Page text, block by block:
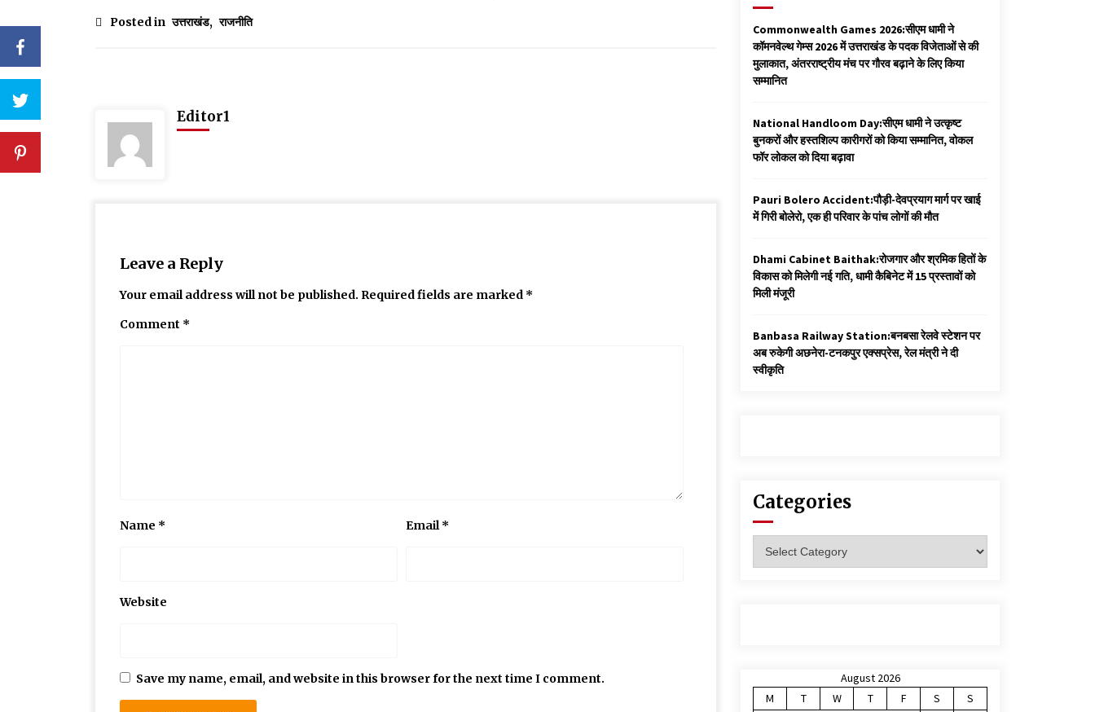
Posted in उत्तराखंड, राजनीति
Editor1
Leave a Reply
Your email address will not be published. Required fields are marked *
Comment *
Name * Email*
Website
Save my name, email, and website in this browser for the next time I comment.
Commonwealth Games 2026:सीएम धामी ने
कॉमनवेल्थ गेम्स 2026 में उत्तराखंड के पदक विजेताओं से की
मुलाकात, अंतरराष्ट्रीय मंच पर गौरव बढ़ाने के लिए किया
सम्मानित
National Handloom Day:सीएम धामी ने उत्कृष्ट
बुनकरों और हस्तशिल्प कारीगरों को किया सम्मानित, वोकल
फॉर लोकल को दिया बढ़ावा
Pauri Bolero Accident:पौड़ी-देवप्रयाग मार्ग पर खाई
में गिरी बोलेरो, एक ही परिवार के पांच लोगों की मौत
Dhami Cabinet Baithak:रोजगार और श्रमिक हितों के
विकास को मिलेगी नई गति, धामी कैबिनेट में 15 प्रस्तावों को
मिली मंजूरी
Banbasa Railway Station:बनबसा रेलवे स्टेशन पर
अब रुकेगी अछनेरा-टनकपुर एक्सप्रेस, रेल मंत्री ने दी
स्वीकृति
Categories
August 2026
M
T W T F S
S